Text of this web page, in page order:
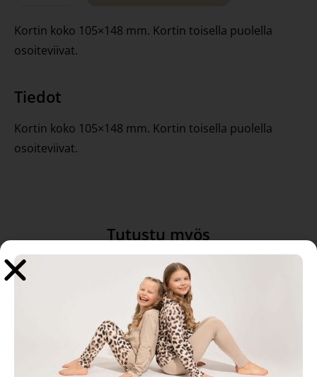
Kortin koko 105×148 mm. Kortin toisella puolella
osoiteviivat.
Tiedot
Kortin koko 105×148 mm. Kortin toisella puolella
osoiteviivat.
Tutustu myös